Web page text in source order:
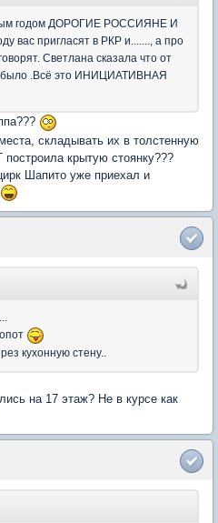
годом ДОРОГИЕ РОССИЯНЕ И
вас пригласят в РКР и......., а про
Светлана сказала что от
было .Всё это ИНИЦИАТИВНАЯ
складывать их в толстенную
крытую стоянку???
Шапито уже приехал и
кухонную стену..
на 17 этаж? Не в курсе как